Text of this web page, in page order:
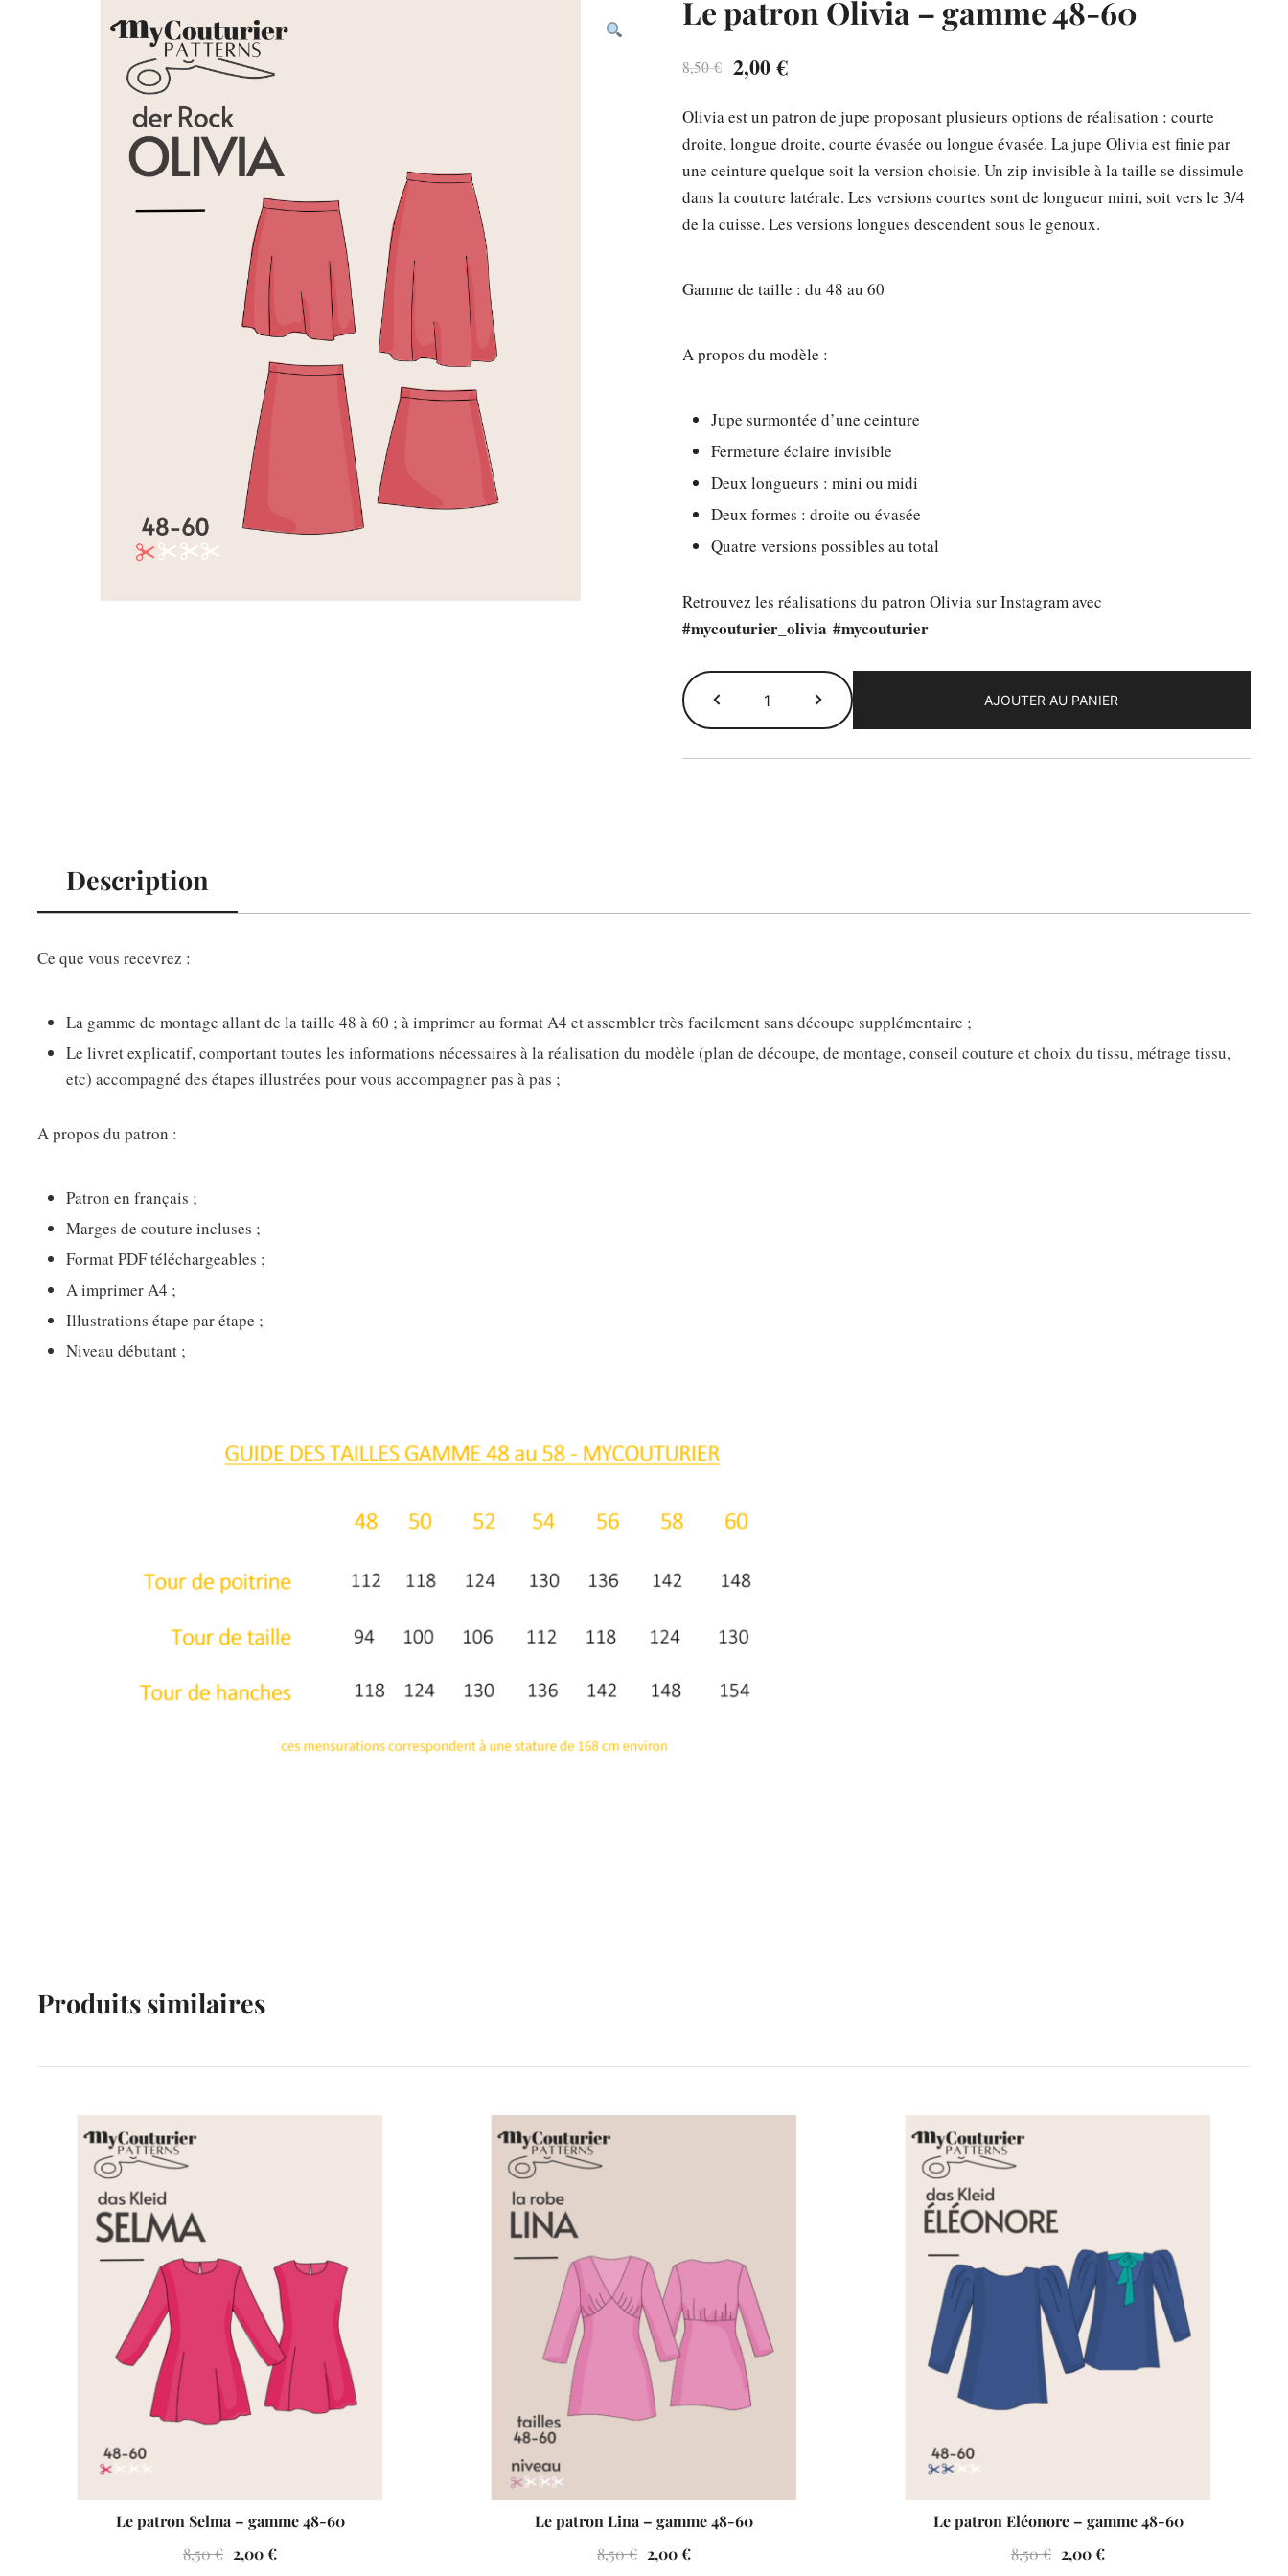
VENTES À 2€ Le patron Olivia – gamme 48-60
8,50€ Le
initial
était :
8,50 €.
2,00€Le
actuel
est :
2,00 €.
Olivia est un patron de jupe proposant plusieurs options de réalisation : courte
droite, longue droite, courte évasée ou longue évasée. La jupe Olivia est finie par
une ceinture quelque soit la version choisie. Un zip invisible à la taille se dissimule
dans la couture latérale. Les versions courtes sont de longueur mini, soit vers le 3/4
de la cuisse. Les versions longues descendent sous le genoux.
Gamme de taille : du 48 au 60
A propos du modèle :
Jupe surmontée d’une ceinture
Fermeture éclaire invisible
Deux longueurs : mini ou midi
Deux formes : droite ou évasée
Quatre versions possibles au total
Retrouvez les réalisations du patron Olivia sur Instagram avec
#mycouturier_olivia #mycouturier
de
Le
patron
AJOUTER AU PANIER
Description
Ce que vous recevrez :
La gamme de montage allant de la taille 48 à 60 ; à imprimer au format A4 et assembler très facilement sans découpe supplémentaire ;
Le livret explicatif, comportant toutes les informations nécessaires à la réalisation du modèle (plan de découpe, de montage, conseil couture et choix du tissu, métrage tissu,
etc) accompagné des étapes illustrées pour vous accompagner pas à pas ;
A propos du patron :
Patron en français ;
Marges de couture incluses ;
Format PDF téléchargeables ;
A imprimer A4 ;
Illustrations étape par étape ;
Niveau débutant ;
Produits similaires
VENTES À 2€
Le patron Selma – gamme 48-60
8,50€ Le
2,00€Le
VENTES À 2€
Le patron Lina – gamme 48-60
8,50€ Le
2,00€Le
VENTES À 2€
Le patron Eléonore – gamme 48-60
8,50€ Le
2,00€Le